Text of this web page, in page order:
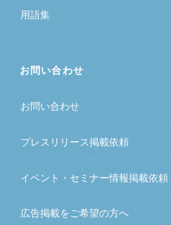
用語集
お問い合わせ
お問い合わせ
プレスリリース掲載依頼
イベント・セミナー情報掲載依頼
広告掲載をご希望の方へ